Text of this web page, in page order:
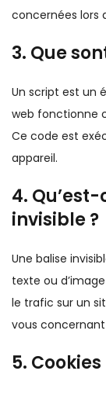
concernées lors
3. Que
Un script est un
web fonctionne
Ce code est
appareil.
4.
invisible ?
Une balise
texte ou
le trafic sur un
vous concernant
5. Cookies